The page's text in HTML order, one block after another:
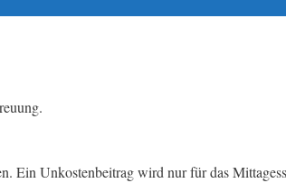
Ein Unkostenbeitrag wird nur für das